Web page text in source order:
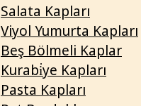
Salata Kapları
Viyol Yumurta Kapları
Beş Bölmeli Kaplar
Kurabi̇ye Kapları
Pasta Kapları